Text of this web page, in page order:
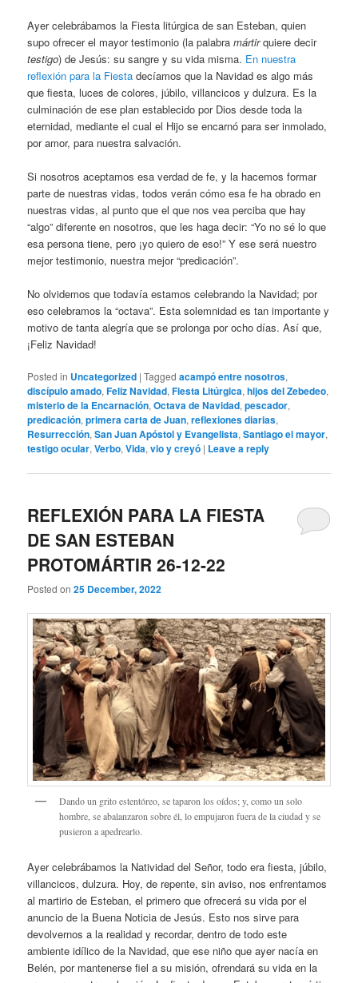
Ayer celebrábamos la Fiesta litúrgica de san Esteban, quien
supo ofrecer el mayor testimonio (la palabramártirquiere decir
testigo) de Jesús: su sangre y su vida misma. En nuestra
reflexión para la Fiesta decíamos que la Navidad es algo más
que fiesta, luces de colores, júbilo, villancicos y dulzura. Es la
culminación de ese plan establecido por Dios desde toda la
eternidad, mediante el cual el Hijo se encarnó para ser inmolado,
por amor, para nuestra salvación.
Si nosotros aceptamos esa verdad de fe, y la hacemos formar
parte de nuestras vidas, todos verán cómo esa fe ha obrado en
nuestras vidas, al punto que el que nos vea perciba que hay
“algo” diferente en nosotros, que les haga decir: “Yo no sé lo que
esa persona tiene, pero ¡yo quiero de eso!” Y ese será nuestro
mejor testimonio, nuestra mejor “predicación”.
No olvidemos que todavía estamos celebrando la Navidad; por
eso celebramos la “octava”. Esta solemnidad es tan importante y
motivo de tanta alegría que se prolonga por ocho días. Así que,
¡Feliz Navidad!
Posted in Uncategorized |Tagged acampó entre nosotros,
discípulo amado,Feliz Navidad,Fiesta Litúrgica,hijos del Zebedeo,
misterio de la Encarnación,Octava de Navidad,pescador,
predicación,primera carta de Juan,reflexiones diarias,
Resurrección,San Juan Apóstol y Evangelista,Santiago el mayor,
testigo ocular,Verbo,Vida,vio y creyó | Leave a reply
REFLEXIÓN PARA LA FIESTA
DE SAN ESTEBAN
PROTOMÁRTIR 26-12-22
Posted on25 December, 2022
Dando un grito estentóreo, se taparon los oídos; y, como un solo
hombre, se abalanzaron sobre él, lo empujaron fuera de la ciudad y se
pusieron a apedrearlo.
Ayer celebrábamos la Natividad del Señor, todo era fiesta, júbilo,
villancicos, dulzura. Hoy, de repente, sin aviso, nos enfrentamos
al martirio de Esteban, el primero que ofrecerá su vida por el
anuncio de la Buena Noticia de Jesús. Esto nos sirve para
devolvernos a la realidad y recordar, dentro de todo este
ambiente idílico de la Navidad, que ese niño que ayer nacía en
Belén, por mantenerse fiel a su misión, ofrendará su vida en la